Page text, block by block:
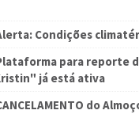
Condições
para reporte
já está ativa
do